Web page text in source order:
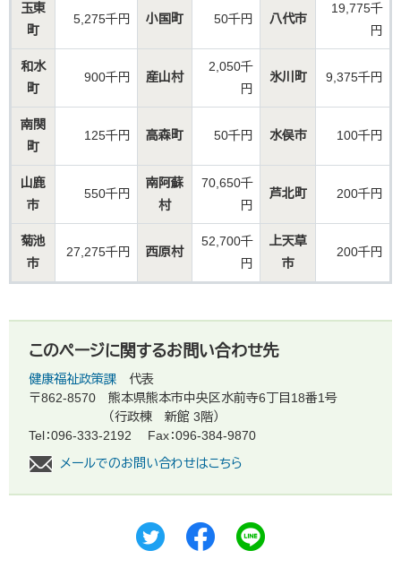
玉東
町
5,275千円 小国町 50千円 八代市
19,775千
円
和水
町
900千円 産山村
2,050千
円
氷川町 9,375千円
南関
町
125千円 高森町 50千円 水俣市 100千円
山鹿
市
550千円
南阿蘇
村
70,650千
円
芦北町 200千円
菊池
市
27,275千円 西原村
52,700千
円
上天草
市
200千円
このページに関するお問い合わせ先
健康福祉政策課
代表
〒862-8570
熊本県熊本市中央区水前寺6丁目18番1号
（行政棟 新館 3階）
Tel：096-333-2192
Fax：096-384-9870
メールでのお問い合わせはこちら